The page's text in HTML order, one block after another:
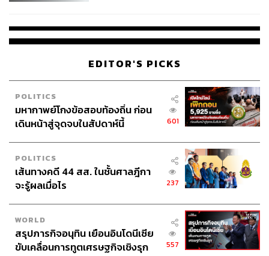
EDITOR'S PICKS
POLITICS
มหากาพย์โกงข้อสอบท้องถิ่น ก่อน
เดินหน้าสู่จุดจบในสัปดาห์นี้
601
POLITICS
เส้นทางคดี 44 สส. ในชั้นศาลฎีกา
จะรู้ผลเมื่อไร
237
WORLD
สรุปภารกิจอนุทิน เยือนอินโดนีเซีย
ขับเคลื่อนการทูตเศรษฐกิจเชิงรุก
557